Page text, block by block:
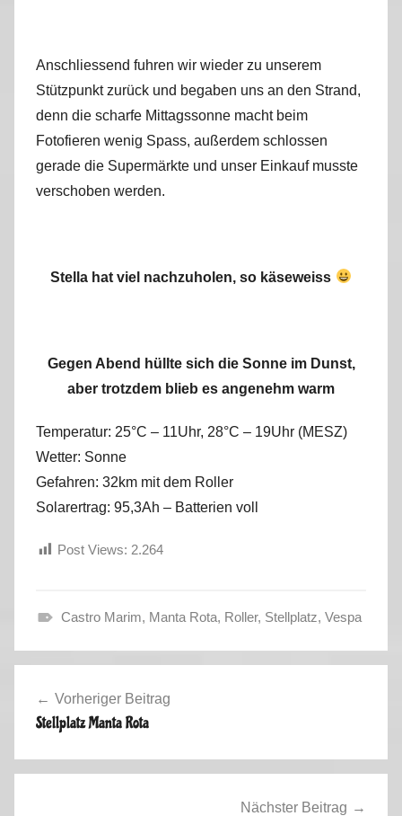
Anschliessend fuhren wir wieder zu unserem
Stützpunkt zurück und begaben uns an den Strand,
denn die scharfe Mittagssonne macht beim
Fotofieren wenig Spass, außerdem schlossen
gerade die Supermärkte und unser Einkauf musste
verschoben werden.
Stella hat viel nachzuholen, so käseweiss
Gegen Abend hüllte sich die Sonne im Dunst,
aber trotzdem blieb es angenehm warm
Temperatur: 25°C – 11Uhr, 28°C – 19Uhr (MESZ)
Wetter: Sonne
Gefahren: 32km mit dem Roller
Solarertrag: 95,3Ah – Batterien voll
Post Views: 2.264
e
s
t
Castro Marim, Manta Rota, Roller, Stellplatz, Vespa
Vorheriger Beitrag
Stellplatz Manta Rota
Nächster Beitrag